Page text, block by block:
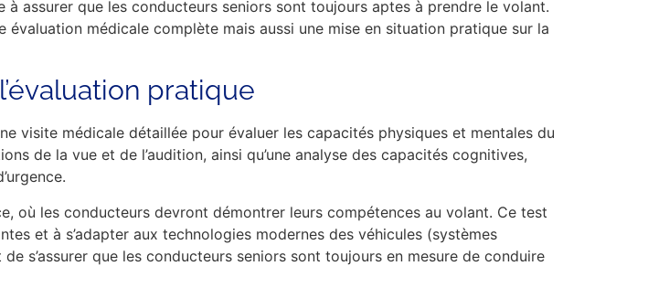
assurer que les conducteurs seniors sont toujours aptes à prendre le volant.
médicale complète mais aussi une mise en situation pratique sur la
pratique
visite médicale détaillée pour évaluer les capacités physiques et mentales du
de la vue et de l’audition, ainsi qu’une analyse des capacités cognitives,
où les conducteurs devront démontrer leurs compétences au volant. Ce test
et à s’adapter aux technologies modernes des véhicules (systèmes
s’assurer que les conducteurs seniors sont toujours en mesure de conduire